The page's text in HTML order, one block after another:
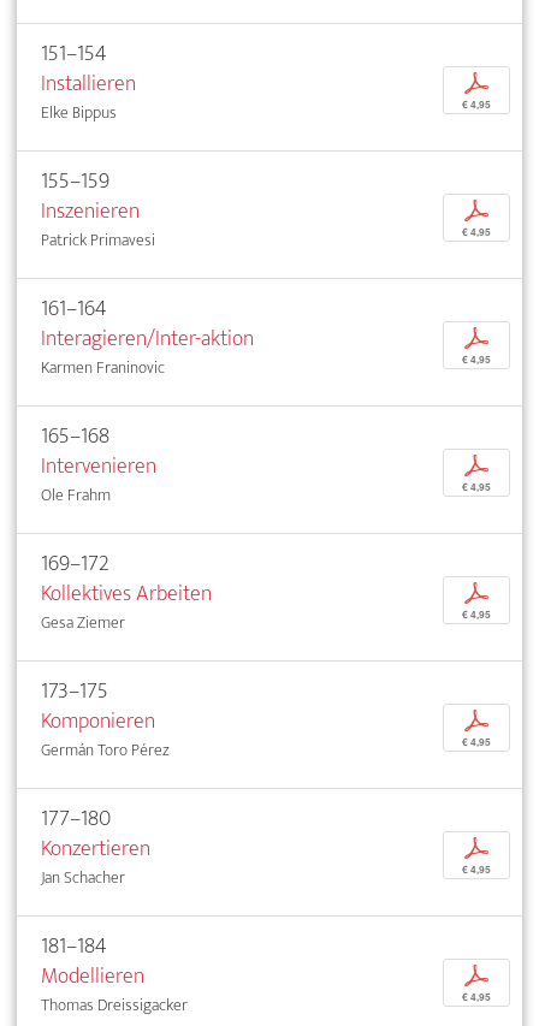
151–154
Installieren
Elke Bippus
p
€ 4,95
155–159
Inszenieren
Patrick Primavesi
p
€ 4,95
161–164
Interagieren/Inter-aktion
Karmen Franinovic
p
€ 4,95
165–168
Intervenieren
Ole Frahm
p
€ 4,95
169–172
Kollektives Arbeiten
Gesa Ziemer
p
€ 4,95
173–175
Komponieren
Germán Toro Pérez
p
€ 4,95
177–180
Konzertieren
Jan Schacher
p
€ 4,95
181–184
Modellieren
Thomas Dreissigacker
p
€ 4,95